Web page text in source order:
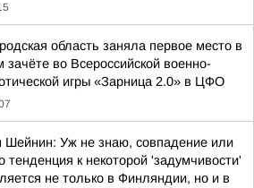
область заняла первое место в
во Всероссийской военно-
игры «Зарница 2.0» в ЦФО
Шейнин: Уж не знаю, совпадение или
тенденция к некоторой 'задумчивости'
не только в Финляндии, но и в